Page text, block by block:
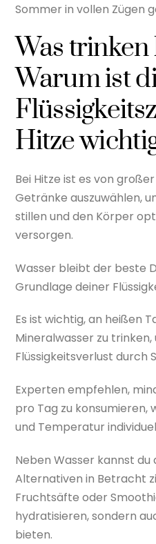
Sommer in vollen Zügen
Was
Warum ist
Hitze
Bei Hitze ist es von
Getränke auszuwählen,
stillen und den Körper
versorgen.
Wasser bleibt der beste
Grundlage deiner
Es ist wichtig, an heißen
Mineralwasser zu trinken,
Flüssigkeitsverlust durch
Experten empfehlen,
pro Tag zu konsumieren,
und Temperatur
Neben Wasser kannst
Alternativen in Betracht
Fruchtsäfte oder
hydratisieren, sondern
bieten.